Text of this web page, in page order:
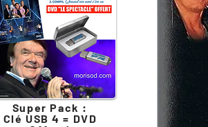
Super Pack :
Clé USB 4 = DVD